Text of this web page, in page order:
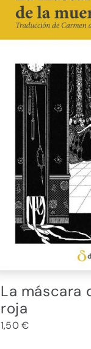
La máscara
roja
1,50€